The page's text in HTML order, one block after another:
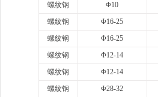
螺纹钢
Φ10
螺纹钢
Φ16-25
螺纹钢
Φ16-25
螺纹钢
Φ12-14
螺纹钢
Φ12-14
螺纹钢
Φ28-32